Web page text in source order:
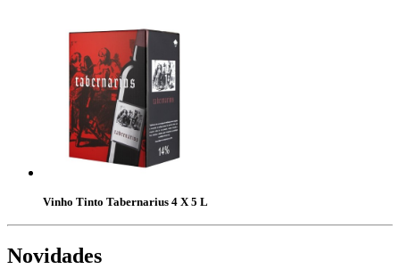
Vinho Tinto Tabernarius 4 X 5 L
Novidades